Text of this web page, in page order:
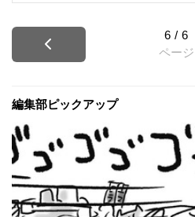
もいいですが、や
どんなリースを作
6 / 6
ページ
編集部ピックアップ